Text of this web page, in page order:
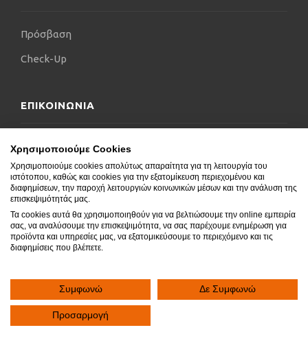
Πρόσβαση
Check-Up
ΕΠΙΚΟΙΝΩΝΙΑ
Επικοινωνήστε μαζί μας
Δήλωση Προσβασιμότητας
Συχνές Ερωτήσεις
Blog

Χρησιμοποιούμε Cookies
Χρησιμοποιούμε cookies απολύτως απαραίτητα για τη λειτουργία του
ιστότοπου, καθώς και cookies για την εξατομίκευση περιεχομένου και
διαφημίσεων, την παροχή λειτουργιών κοινωνικών μέσων και την ανάλυση της
επισκεψιμότητάς μας.
Τα cookies αυτά θα χρησιμοποιηθούν για να βελτιώσουμε την online εμπειρία
σας, να αναλύσουμε την επισκεψιμότητα, να σας παρέχουμε ενημέρωση για
προϊόντα και υπηρεσίες μας, να εξατομικεύσουμε το περιεχόμενο και τις
διαφημίσεις που βλέπετε.
Συμφωνώ Δε Συμφωνώ
Προσαρμογή